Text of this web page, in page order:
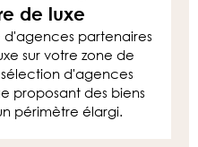
de luxe
d'agences partenaires
sur votre zone de
d'agences
proposant des biens
périmètre élargi.